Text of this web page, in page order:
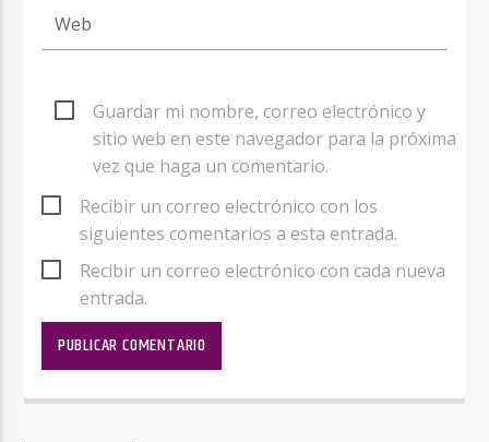
Guardar mi nombre, correo electrónico y
sitio web en este navegador para la próxima
vez que haga un comentario.
Recibir un correo electrónico con los
siguientes comentarios a esta entrada.
Recibir un correo electrónico con cada nueva
entrada.